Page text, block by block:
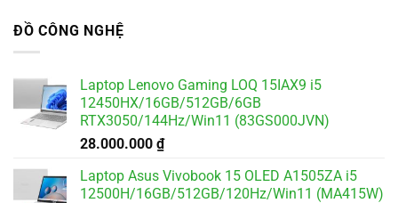
ĐỒ CÔNG NGHỆ
Laptop Lenovo Gaming LOQ 15IAX9 i5
12450HX/16GB/512GB/6GB
RTX3050/144Hz/Win11 (83GS000JVN)
28.000.000 ₫
Laptop Asus Vivobook 15 OLED A1505ZA i5
12500H/16GB/512GB/120Hz/Win11 (MA415W)